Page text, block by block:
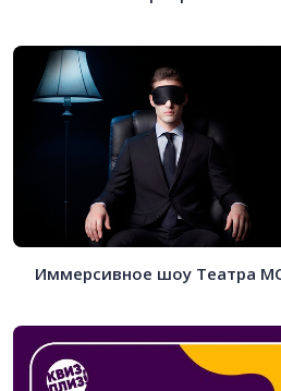
Иммерсивное шоу Театра